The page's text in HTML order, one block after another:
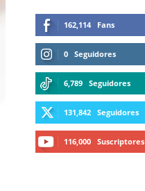
162,114 Fans
0 Seguidores
6,789 Seguidores
131,842 Seguidores
116,000 Suscriptores